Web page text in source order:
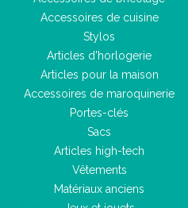
Accessoires de cuisine
Stylos
Articles d'horlogerie
Articles pour la maison
Accessoires de maroquinerie
Portes-clés
Sacs
Articles high-tech
Vêtements
Matériaux anciens